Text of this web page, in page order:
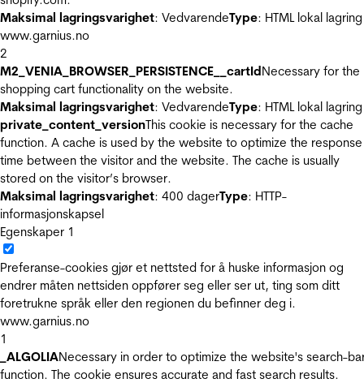
Maksimal lagringsvarighet: VedvarendeType: HTML lokal lagring
www.garnius.no
2
M2_VENIA_BROWSER_PERSISTENCE__cartIdNecessary for the
shopping cart functionality on the website.
Maksimal lagringsvarighet: VedvarendeType: HTML lokal lagring
private_content_versionThis cookie is necessary for the cache
function. A cache is used by the website to optimize the response
time between the visitor and the website. The cache is usually
stored on the visitor’s browser.
Maksimal lagringsvarighet: 400 dagerType: HTTP-
informasjonskapsel
Egenskaper 1
Preferanse-cookies gjør et nettsted for å huske informasjon og
endrer måten nettsiden oppfører seg eller ser ut, ting som ditt
foretrukne språk eller den regionen du befinner deg i.
www.garnius.no
1
_ALGOLIANecessary in order to optimize the website's search-
function. The cookie ensures accurate and fast search results.